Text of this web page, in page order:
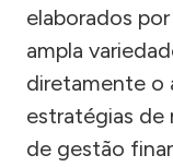
elaborados
ampla
diretamente o
estratégias de
de gestão